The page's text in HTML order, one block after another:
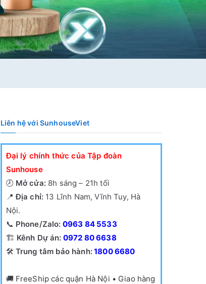
Liên hệ với SunhouseViet
Đại lý chính thức của Tập đoàn
Sunhouse
🕗 Mở cửa:8h sáng – 21h tối
📍Địa chỉ: 13 Lĩnh Nam, Vĩnh Tuy, Hà
Nội.
📞 Phone/Zalo: 0963 84 5533
🏗️ Kênh Dự án: 0972 80 6638
🛠️ Trung tâm bảo hành:1800 6680
🚚 FreeShip các quận Hà Nội • Giao hàng